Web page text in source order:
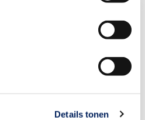
Details tonen
woordvoerder
e-mail